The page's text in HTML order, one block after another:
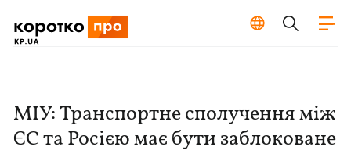
МІУ: Транспортне сполучення між
ЄС та Росією має бути заблоковане